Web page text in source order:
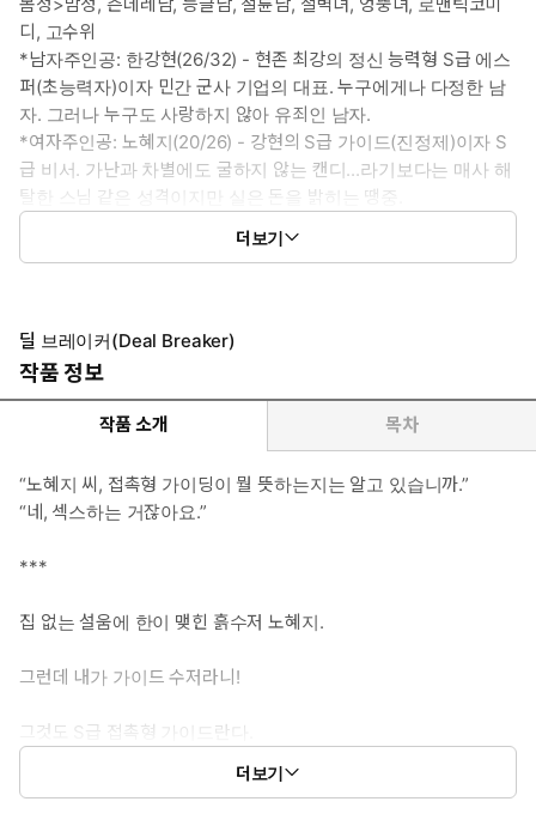
디, 고수위
*남자주인공: 한강현(26/32) - 현존 최강의 정신 능력형 S급 에스
퍼(초능력자)이자 민간 군사 기업의 대표. 누구에게나 다정한 남
자. 그러나 누구도 사랑하지 않아 유죄인 남자.
*여자주인공: 노혜지(20/26) - 강현의 S급 가이드(진정제)이자 S
급 비서. 가난과 차별에도 굴하지 않는 캔디...라기보다는 매사 해
탈한 스님 같은 성격이지만 실은 돈을 밝히는 땡중.
*이럴 때 보세요: 진지함과 유쾌함이 적절히 버무려진 소설을 읽고
남자가 왼손을 들더니 엄지부터 새끼손가락까지 길게 펼쳤다.
“통과?”
더보기
딜 브레이커(Deal Breaker)
작품 정보
작품 소개 목차
“노혜지 씨, 접촉형 가이딩이 뭘 뜻하는지는 알고 있습니까.”
“네, 섹스하는 거잖아요.”
***
집 없는 설움에 한이 맺힌 흙수저 노혜지.
그런데 내가 가이드 수저라니!
그것도 S급 접촉형 가이드란다.
(방사형 가이딩은 F를 받았다는 사실은 잊기로 했다.)
더보기